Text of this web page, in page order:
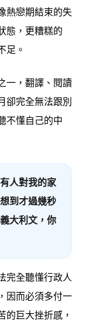
熱戀期結束的失
態，更糟糕的
足。
一，翻譯、閱讀
卻完全無法跟別
不懂自己的中
人對我的家
到才過幾秒
大利文，你
完全聽懂行政人
因而必須多付一
的巨大挫折感，